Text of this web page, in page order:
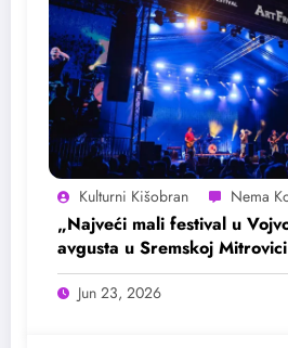
Kulturni Kišobran
„Najveći mali festival u
avgusta u Sremskoj Mitrovici
Jun 23, 2026